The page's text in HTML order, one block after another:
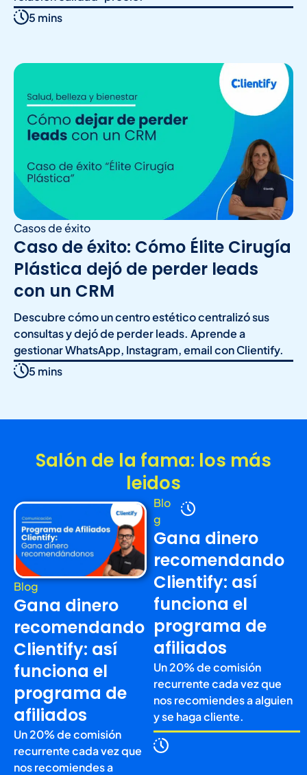
5 mins
Casos de éxito
Caso de éxito: Cómo Élite Cirugía
Plástica dejó de perder leads
con un CRM
Descubre cómo un centro estético centralizó sus
consultas y dejó de perder leads. Aprende a
gestionar WhatsApp, Instagram, email con Clientify.
5 mins
Salón de la fama: los más
leidos
Blog
Gana dinero
recomendando
Clientify: así
funciona el
programa de
afiliados
Un 20% de comisión
recurrente cada vez que
nos recomiendes a
Blo
g
Gana dinero
recomendando
Clientify: así
funciona el
programa de
afiliados
Un 20% de comisión
recurrente cada vez que
nos recomiendes a alguien
y se haga cliente.